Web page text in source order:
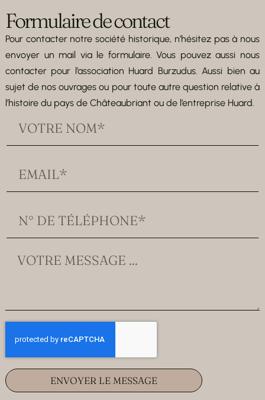
Formulaire de contact
Pour contacter notre société historique, n’hésitez pas à nous
envoyer un mail via le formulaire. Vous pouvez aussi nous
contacter pour l’association Huard Burzudus. Aussi bien au
sujet de nos ouvrages ou pour toute autre question relative à
l’histoire du pays de Châteaubriant ou de l’entreprise Huard.
ENVOYER LE MESSAGE